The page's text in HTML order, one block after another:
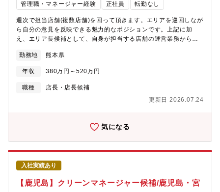
管理職・マネージャー経験 正社員 転勤なし
週次で担当店舗(複数店舗)を回って頂きます。エリアを巡回しなが
ら自分の意見を反映できる魅力的なポジションです。上記に加
え、エリア長候補として、自身が担当する店舗の運営業務から、
ます。【参考】カプセルトイ専門店「#C-pla」公式サイト
https://toshin.jpn.com/cpla/■具体的な業務詳細 ・中途入社メン
バー（SV職）の育成や店舗運営サポート∟本部で研修実施後、SV
として独り立ちできるようにOJT研修の実施、またそのメンバー
ネジメント∟アルバイト社員の育成、シフト管理、採用面接な
金銭管理（両替機の釣銭準備など）・収益管理（店内POP作成／
コーナーづくり等）自身の担当店舗だけでなく、メンバーの育成
やサポートを行っていただくポジションになりますので、キャリ
アの幅を広げながら裁量権をもって業務に取り組むことができま
す。■評価制度各グレードごとに評価基準が明確に決まっており、
絶対評価で評価をします。実績次第では短期間でブロック長への
昇格を目指していただくことも可能です。■キャリアパスエリア長
→ブロック長→マネジャーと店舗のスペシャリストとしてキャリ
勤務地 熊本県
年収 380万円～520万円
職種
店長・店長候補
更新日 2026.07.24
気になる
入社実績あり
【鹿児島】クリーンマネージャー候補/鹿児島・宮